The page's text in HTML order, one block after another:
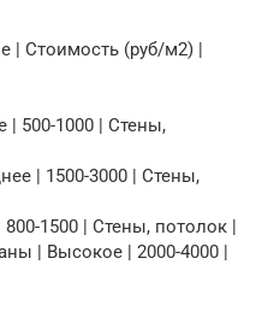
| Стоимость (руб/м2) |
| 500-1000 | Стены,
| 1500-3000 | Стены,
1500 | Стены, потолок |
| Высокое | 2000-4000 |